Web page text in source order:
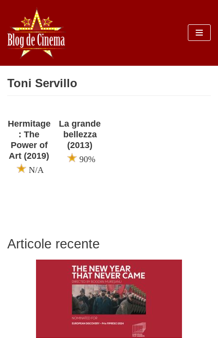
Sari
la
conținut
Toni Servillo
Hermitage
: The
Power of
Art (2019)
N/A
La grande
bellezza
(2013)
90%
Articole recente